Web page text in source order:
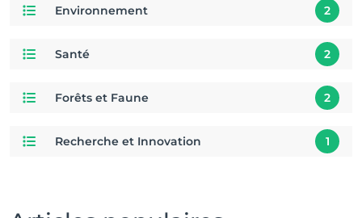
Environnement 2
Santé 2
Forêts et Faune 2
Recherche et Innovation 1